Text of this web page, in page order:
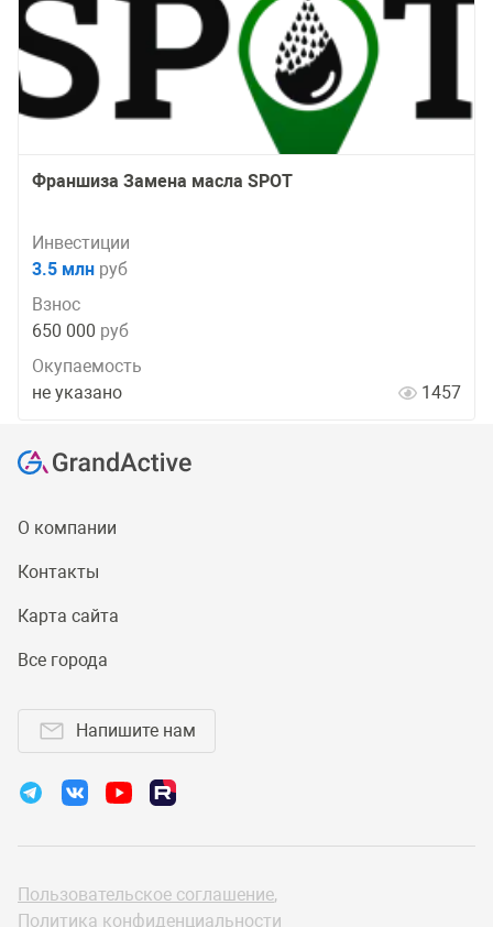
Франшиза Замена масла SPOT
Инвестиции
3.5 млн руб
Взнос
650 000 руб
Окупаемость
не указано
1457
О компании
Контакты
Карта сайта
Все города
Напишите нам
Пользовательское соглашение,
Политика конфиденциальности